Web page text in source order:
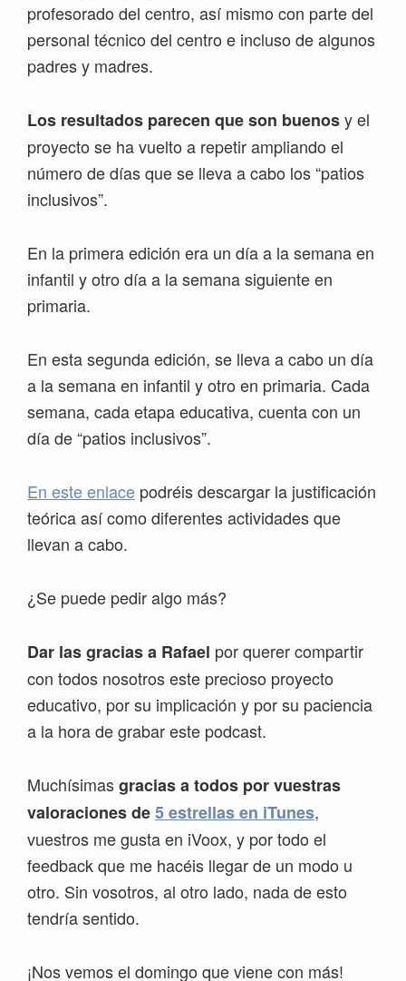
profesorado del centro, así mismo con parte del
personal técnico del centro e incluso de algunos
padres y madres.
Los resultados parecen que son buenosy el
proyecto se ha vuelto a repetir ampliando el
número de días que se lleva a cabo los “patios
inclusivos”.
En la primera edición era un día a la semana en
infantil y otro día a la semana siguiente en
primaria.
En esta segunda edición, se lleva a cabo un día
a la semana en infantil y otro en primaria. Cada
semana, cada etapa educativa, cuenta con un
día de “patios inclusivos”.
En este enlace podréis descargar la justificación
teórica así como diferentes actividades que
llevan a cabo.
¿Se puede pedir algo más?
Dar las gracias a Rafael por querer compartir
con todos nosotros este precioso proyecto
educativo, por su implicación y por su paciencia
a la hora de grabar este podcast.
Muchísimasgracias a todos por vuestras
valoraciones de5 estrellas en iTunes,
vuestros me gusta en iVoox, y por todo el
feedback que me hacéis llegar de un modo u
otro. Sin vosotros, al otro lado, nada de esto
tendría sentido.
¡Nos vemos el domingo que viene con más!